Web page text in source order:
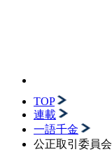
TOP
連載
一語千金
公正取引委員会